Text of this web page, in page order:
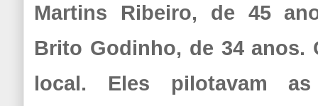
Martins Ribeiro, de 45
Brito Godinho, de 34 anos.
local. Eles pilotavam